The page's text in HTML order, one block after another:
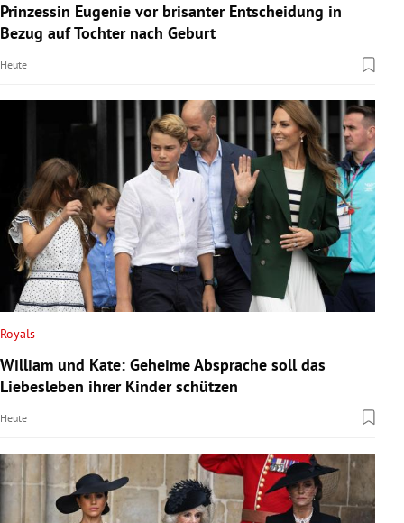
Prinzessin Eugenie vor brisanter Entscheidung in
Bezug auf Tochter nach Geburt
Heute
Royals
William und Kate: Geheime Absprache soll das
Liebesleben ihrer Kinder schützen
Heute